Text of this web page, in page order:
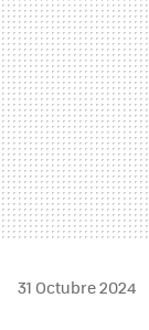
31 Octubre 2024